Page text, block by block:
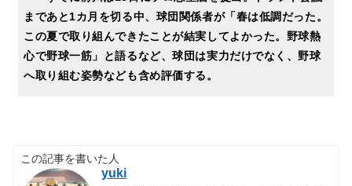
まであと1カ月を切る中、球団関係者が「春は低調だった。
この夏で取り組んできたことが結実してよかった。野球熱
心で野球一筋」と語るなど、球団は実力だけでなく、野球
へ取り組む姿勢なども含め評価する。
この記事を書いた人
yuki